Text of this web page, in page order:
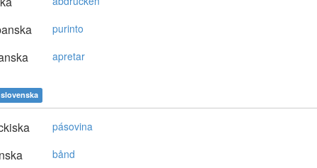
purinto
apretar
slovenska
pásovina
bånd